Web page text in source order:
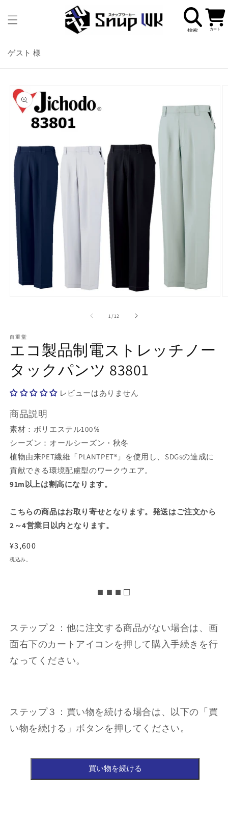
進む
ー
ト
ゲスト 様
報にス
キップ
で
メ
デ
ィ
ア
を
く
1/の
12
自重堂
エコ製品制電ストレッチノー
タックパンツ 83801
レビューはありません
商品説明
素材：ポリエステル100％
シーズン：オールシーズン・秋冬
植物由来PET繊維「PLANTPET®」を使用し、SDGsの達成に
貢献できる環境配慮型のワークウエア。
91m以上は割高になります。
こちらの商品はお取り寄せとなります。発送はご注文から
2～4営業日以内となります。
通
常
¥3,600
税込み。
■ ■ ■ □
ステップ２：他に注文する商品がない場合は、画
面右下のカートアイコンを押して購入手続きを行
なってください。
ステップ３：買い物を続ける場合は、以下の「買
い物を続ける」ボタンを押してください。